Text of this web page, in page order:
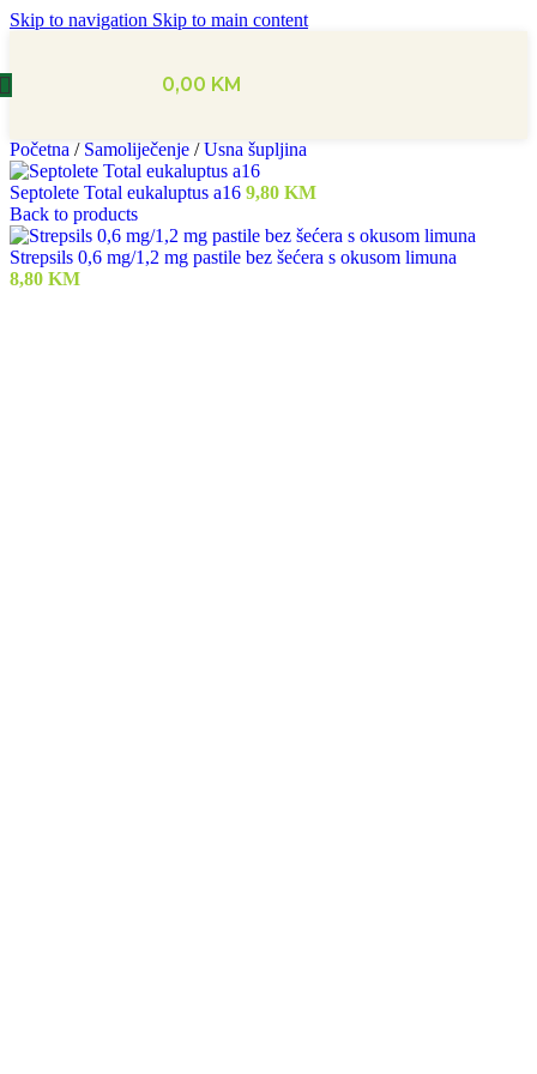
Skip to navigation Skip to main content
0,00 KM
Početna / Samoliječenje / Usna šupljina
Septolete Total eukaluptus a16 9,80 KM
Back to products
Strepsils 0,6 mg/1,2 mg pastile bez šećera s okusom limuna
8,80 KM